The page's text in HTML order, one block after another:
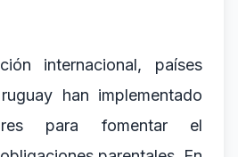
internacional, países
han implementado
para fomentar el